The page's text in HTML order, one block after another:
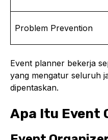
Problem Prevention
Event planner bekerja
yang mengatur seluruh
dipentaskan.
Apa Itu Event